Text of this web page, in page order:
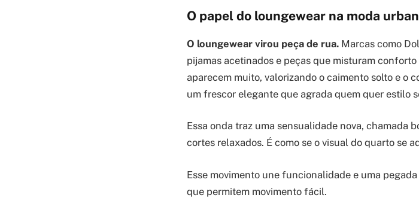
O papel do loungewear na moda
O loungewear virou peça de rua. Marcas como
pijamas acetinados e peças que misturam
aparecem muito, valorizando o caimento solto e o
um frescor elegante que agrada quem quer estilo
Essa onda traz uma sensualidade nova, chamada
cortes relaxados. É como se o visual do quarto se
Esse movimento une funcionalidade e uma
que permitem movimento fácil.